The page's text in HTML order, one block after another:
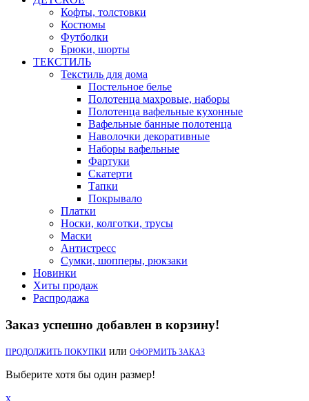
Кофты, толстовки
Костюмы
Футболки
Брюки, шорты
ТЕКСТИЛЬ
Текстиль для дома
Постельное белье
Полотенца махровые, наборы
Полотенца вафельные кухонные
Вафельные банные полотенца
Наволочки декоративные
Наборы вафельные
Фартуки
Скатерти
Тапки
Покрывало
Платки
Носки, колготки, трусы
Маски
Антистресс
Сумки, шопперы, рюкзаки
Новинки
Хиты продаж
Распродажа
Заказ успешно добавлен в корзину!
ПРОДОЛЖИТЬ ПОКУПКИ или ОФОРМИТЬ ЗАКАЗ
Выберите хотя бы один размер!
x